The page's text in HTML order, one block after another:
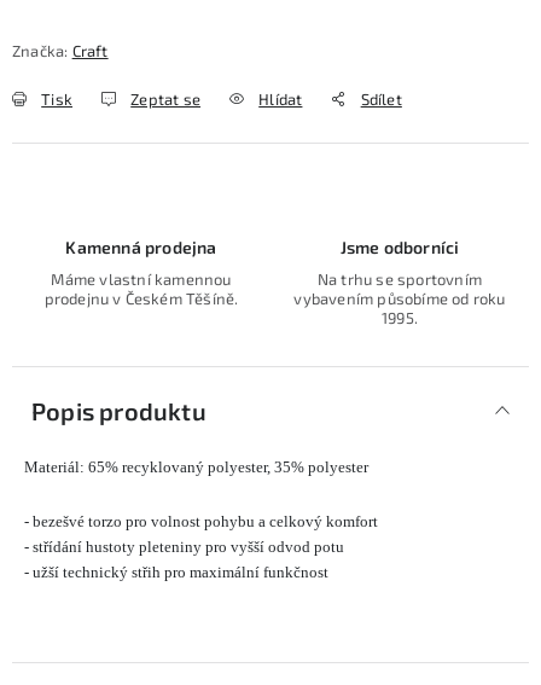
Značka: Craft
Tisk Zeptat se Hlídat Sdílet
Kamenná prodejna
Máme vlastní kamennou
prodejnu v Českém Těšíně.
Jsme odborníci
Na trhu se sportovním
vybavením působíme od roku
1995.
Popis produktu
Materiál: 65% recyklovaný polyester, 35% polyester
- bezešvé torzo pro volnost pohybu a celkový komfort
- střídání hustoty pleteniny pro vyšší odvod potu
- užší technický střih pro maximální funkčnost